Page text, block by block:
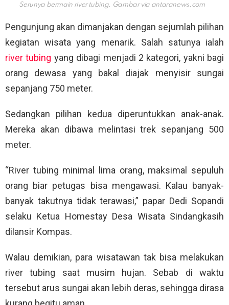
Serunya bermain river tubing. Gambar via antaranews.com
Pengunjung akan dimanjakan dengan sejumlah pilihan
kegiatan wisata yang menarik. Salah satunya ialah
river tubing yang dibagi menjadi 2 kategori, yakni bagi
orang dewasa yang bakal diajak menyisir sungai
sepanjang 750 meter.
Sedangkan pilihan kedua diperuntukkan anak-anak.
Mereka akan dibawa melintasi trek sepanjang 500
meter.
“River tubing minimal lima orang, maksimal sepuluh
orang biar petugas bisa mengawasi. Kalau banyak-
banyak takutnya tidak terawasi,” papar Dedi Sopandi
selaku Ketua Homestay Desa Wisata Sindangkasih
dilansir Kompas.
Walau demikian, para wisatawan tak bisa melakukan
river tubing saat musim hujan. Sebab di waktu
tersebut arus sungai akan lebih deras, sehingga dirasa